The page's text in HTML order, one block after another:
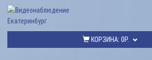
КОРЗИНА: 0Р.